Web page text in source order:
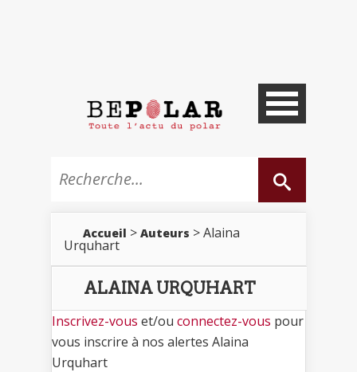
Accueil > Auteurs > Alaina
Urquhart
ALAINA URQUHART
Inscrivez-vous et/ou connectez-vous pour
vous inscrire à nos alertes Alaina
Urquhart